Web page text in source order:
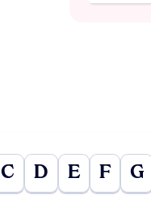
C D E F G